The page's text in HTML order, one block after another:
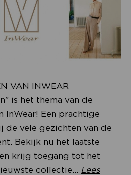
VAN INWEAR
is het thema van de
InWear! Een prachtige
de vele gezichten van de
Bekijk nu het laatste
krijg toegang tot het
collectie... Lees